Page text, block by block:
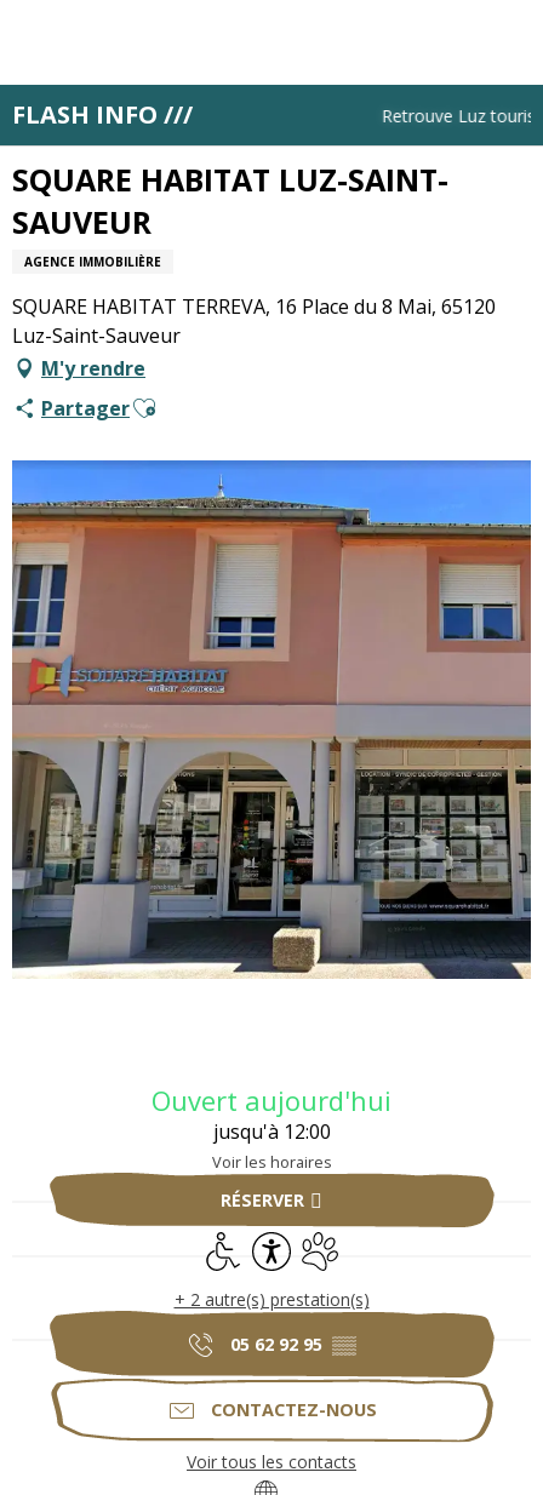
principal
FLASH INFO /// Retrouve Luz
Accueil SQUARE HABITAT LUZ-SAINT-SAUVEUR
SQUARE HABITAT LUZ-SAINT-
SAUVEUR
AGENCE IMMOBILIÈRE
SQUARE HABITAT TERREVA, 16 Place du 8 Mai, 65120
Luz-Saint-Sauveur
M'y rendre
PartagerAjouter aux favoris
Ouvert aujourd'hui
jusqu'à 12:00
Voir les horaires
RÉSERVER
Accès handicapés
AccessibilitéAnimaux acceptés
+ 2 autre(s) prestation(s)
05 62 92 95 ▒▒
CONTACTEZ-NOUS
Voir tous les contacts